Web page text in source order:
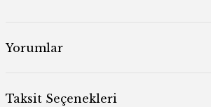
Yorumlar
Taksit Seçenekleri